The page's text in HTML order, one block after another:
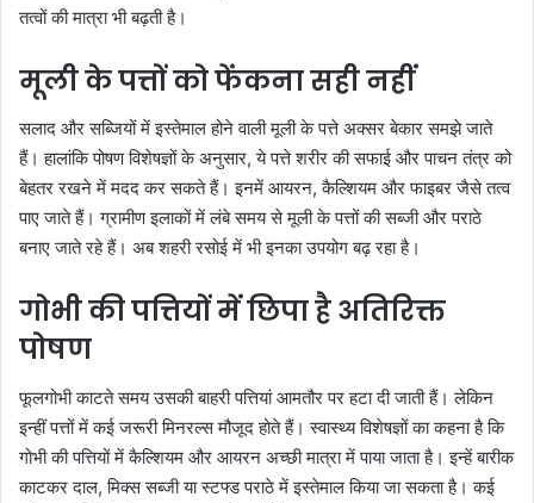
तत्वों की मात्रा भी बढ़ती है।
मूली के पत्तों को फेंकना सही नहीं
सलाद और सब्जियों में इस्तेमाल होने वाली मूली के पत्ते अक्सर बेकार समझे जाते
हैं। हालांकि पोषण विशेषज्ञों के अनुसार, ये पत्ते शरीर की सफाई और पाचन तंत्र को
बेहतर रखने में मदद कर सकते हैं। इनमें आयरन, कैल्शियम और फाइबर जैसे तत्व
पाए जाते हैं। ग्रामीण इलाकों में लंबे समय से मूली के पत्तों की सब्जी और पराठे
बनाए जाते रहे हैं। अब शहरी रसोई में भी इनका उपयोग बढ़ रहा है।
गोभी की पत्तियों में छिपा है अतिरिक्त
पोषण
फूलगोभी काटते समय उसकी बाहरी पत्तियां आमतौर पर हटा दी जाती हैं। लेकिन
इन्हीं पत्तों में कई जरूरी मिनरल्स मौजूद होते हैं। स्वास्थ्य विशेषज्ञों का कहना है कि
गोभी की पत्तियों में कैल्शियम और आयरन अच्छी मात्रा में पाया जाता है। इन्हें बारीक
काटकर दाल, मिक्स सब्जी या स्टफ्ड पराठे में इस्तेमाल किया जा सकता है। कई